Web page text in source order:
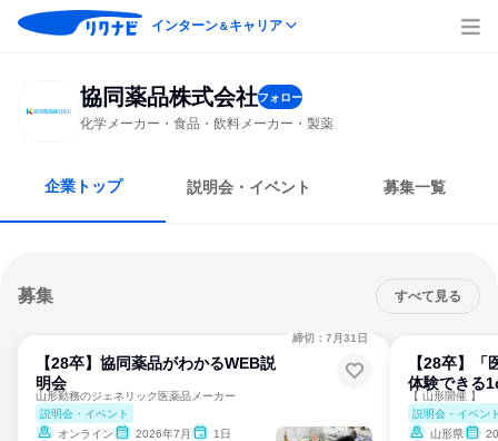
インターン＆キャリア
協同薬品株式会社フォロー
化学メーカー・食品・飲料メーカー・製薬
企業トップ 説明会・イベント 募集一覧
募集 すべて見る
【28卒】協同薬品がわかるWEB説
明会
山形勤務のジェネリック医薬品メーカー
説明会・イベント
オンライン
2026年7月 1日
締切：7月31日
【28卒】「
体験できる
【 山形開催 】
説明会・イベン
山形県